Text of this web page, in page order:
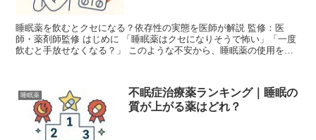
睡眠薬を飲むとクセになる？依存性の実態を医師が解説 監修：医
師・薬剤師監修 はじめに 「睡眠薬はクセになりそうで怖い」「一度
飲むと手放せなくなる？」 このような不安から、睡眠薬の使用をた
睡眠薬
不眠症治療薬ランキング｜睡眠の
質が上がる薬はどれ？